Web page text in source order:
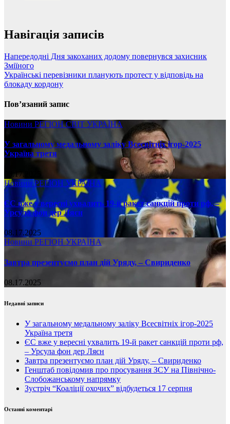
Навігація записів
Напередодні Дня закоханих додому повернувся захисник
Зміїного
Українські перевізники планують протест у відповідь на
блокаду кордону
Пов’язаний запис
Новини РЕГІОНСВІТ УКРАЇНА
У загальному медальному заліку Всесвітніх ігор-2025
Україна третя
08.17.2025
НовиниРЕГІОН УКРАЇНА
ЄС вже у вересні ухвалить 19-й ракет санкцій проти рф, –
Урсула фон дер Ляєн
08.17.2025
Новини РЕГІОН УКРАЇНА
Завтра презентуємо план дій Уряду, – Свириденко
08.17.2025
Недавні записи
У загальному медальному заліку Всесвітніх ігор-2025
Україна третя
ЄС вже у вересні ухвалить 19-й ракет санкцій проти рф,
– Урсула фон дер Ляєн
Завтра презентуємо план дій Уряду, – Свириденко
Генштаб повідомив про просування ЗСУ на Північно-
Слобожанському напрямку
Зустріч “Коаліції охочих” відбудеться 17 серпня
Останні коментарі